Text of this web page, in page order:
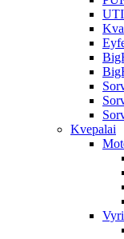
Kvepalai